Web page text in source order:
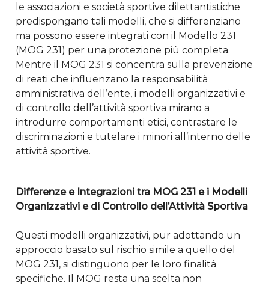
le associazioni e società sportive dilettantistiche
predispongano tali modelli, che si differenziano
ma possono essere integrati con il Modello 231
(MOG 231) per una protezione più completa.
Mentre il MOG 231 si concentra sulla prevenzione
di reati che influenzano la responsabilità
amministrativa dell’ente, i modelli organizzativi e
di controllo dell’attività sportiva mirano a
introdurre comportamenti etici, contrastare le
discriminazioni e tutelare i minori all’interno delle
attività sportive.
Differenze e Integrazioni tra MOG 231 e i Modelli
Organizzativi e di Controllo dell’Attività Sportiva
Questi modelli organizzativi, pur adottando un
approccio basato sul rischio simile a quello del
MOG 231, si distinguono per le loro finalità
specifiche. Il MOG resta una scelta non